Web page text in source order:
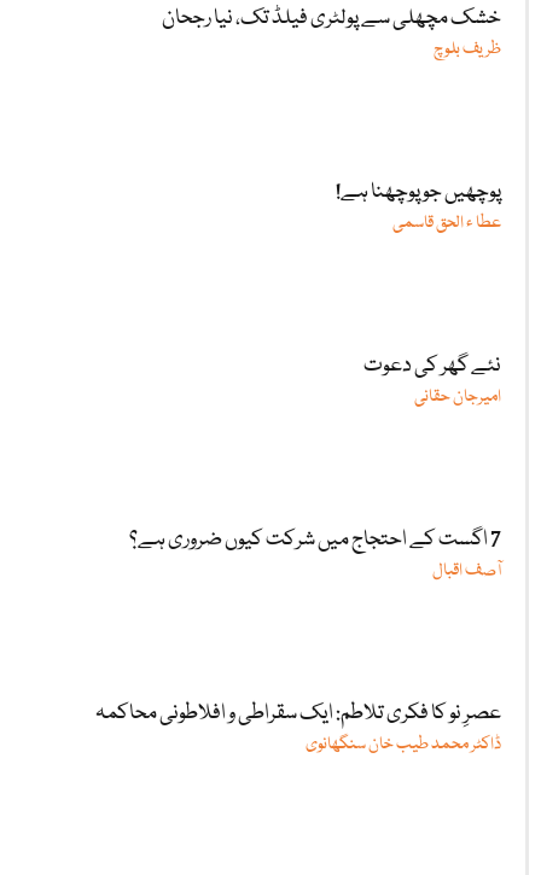
خشک مچھلی سے پولٹری فیلڈ تک، نیا رجحان
ظریف بلوچ
پوچھیں جو پوچھنا ہے!
عطا ء الحق قاسمی
نئے گھر کی دعوت
امیرجان حقانی
7 اگست کے احتجاج میں شرکت کیوں ضروری ہے؟
آصف اقبال
عصرِ نو کا فکری تلاطم: ایک سقراطی و افلاطونی محاکمہ
ڈاکٹر محمد طیب خان سنگھانوی